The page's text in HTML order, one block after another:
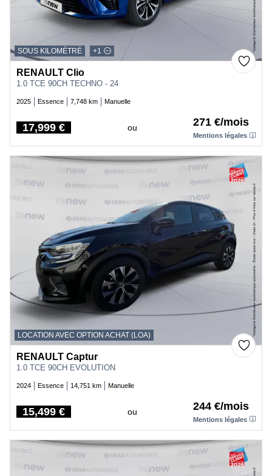
SOUS KILOMÉTRÉ +1
RENAULT Clio
1.0 TCE 90CH TECHNO - 24
2025 Essence 7,748 km Manuelle
Price
17,999 € ou 271 €/mois
Mentions légales
LOCATION AVEC OPTION ACHAT (LOA)
RENAULT Captur
1.0 TCE 90CH EVOLUTION
2024 Essence 14,751 km Manuelle
Price
15,499 € ou 244 €/mois
Mentions légales